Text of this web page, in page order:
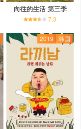
向往的生活 第三季
7.3
2019 韩国